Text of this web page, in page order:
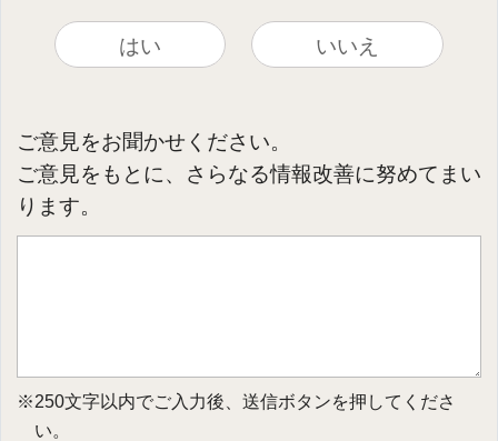
はい いいえ
ご意見をお聞かせください。
ご意見をもとに、さらなる情報改善に努めてまい
ります。
※250文字以内でご入力後、送信ボタンを押してくださ
い。